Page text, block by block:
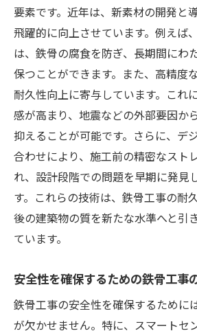
要素です。近年は、新素材の開発と
飛躍的に向上させています。例えば
は、鉄骨の腐食を防ぎ、長期間にわ
保つことができます。また、高精度
耐久性向上に寄与しています。これ
感が高まり、地震などの外部要因か
抑えることが可能です。さらに、デ
合わせにより、施工前の精密なスト
れ、設計段階での問題を早期に発見
す。これらの技術は、鉄骨工事の耐
後の建築物の質を新たな水準へと引
ています。
安全性を確保するための鉄骨工事
鉄骨工事の安全性を確保するために
が欠かせません。特に、スマートセ